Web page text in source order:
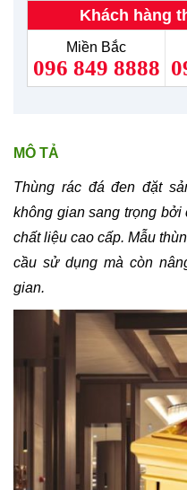
Khách hàng
Miền Bắc
096 849 8888
MÔ TẢ
Thùng rác đá đen đặt
không gian sang trọng
chất liệu cao cấp. Mẫu
cầu sử dụng mà còn
gian.